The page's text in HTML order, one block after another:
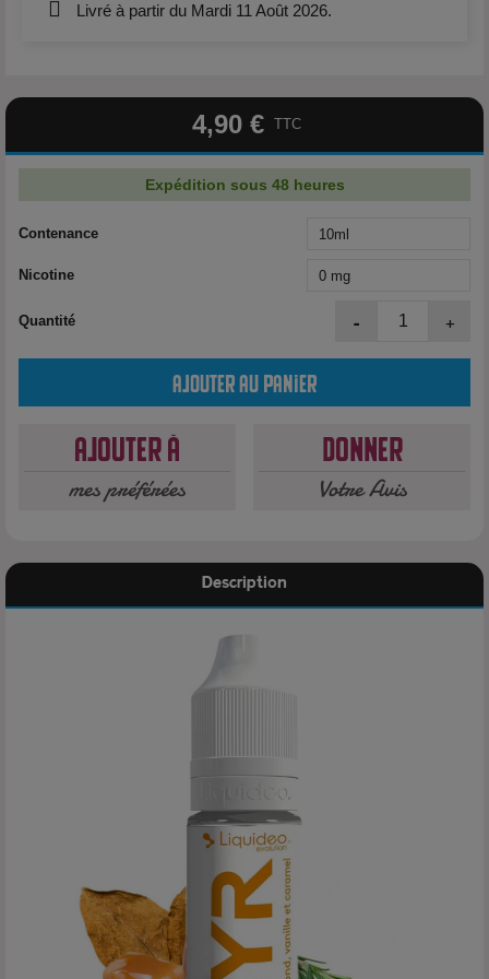
Livré à partir du Mardi 11 Août 2026.
4,90 € TTC
Expédition sous 48 heures
Contenance
Nicotine
Quantité - +
Ajouter au panier
Ajouter à
mes préférées
Donner
Votre Avis
Description